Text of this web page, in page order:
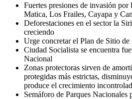
Fuertes presiones de invasión
Matica, Los Frailes, Cayapa y
Deforestaciones en el sector la
creciendo
Urge concretar el Plan de Sitio de
Ciudad Socialista se encuentra
Nacional
Zonas protectoras sirven de
protegidas más estrictas,
produce el crecimiento
Semáforo de Parques Nacionales